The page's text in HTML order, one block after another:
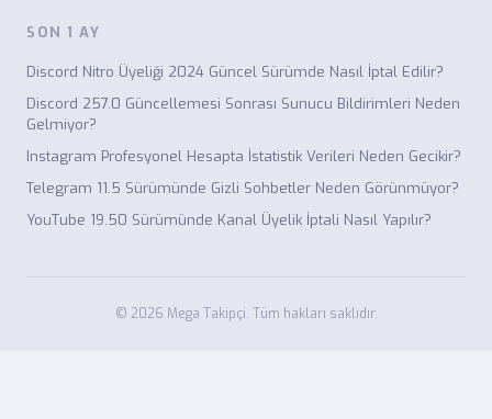
SON 1 AY
Discord Nitro Üyeliği 2024 Güncel Sürümde Nasıl İptal Edilir?
Discord 257.0 Güncellemesi Sonrası Sunucu Bildirimleri Neden
Gelmiyor?
Instagram Profesyonel Hesapta İstatistik Verileri Neden Gecikir?
Telegram 11.5 Sürümünde Gizli Sohbetler Neden Görünmüyor?
YouTube 19.50 Sürümünde Kanal Üyelik İptali Nasıl Yapılır?
© 2026 Mega Takipçi. Tüm hakları saklıdır.